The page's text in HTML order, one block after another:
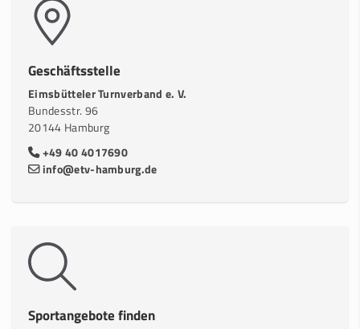
Geschäftsstelle
Eimsbütteler Turnverband e. V.
Bundesstr. 96
20144 Hamburg
+49 40 4017690
info@etv-hamburg.de
Sportangebote finden